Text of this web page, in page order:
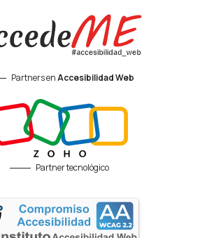
Partners enAccesibilidad Web
Partner tecnológico